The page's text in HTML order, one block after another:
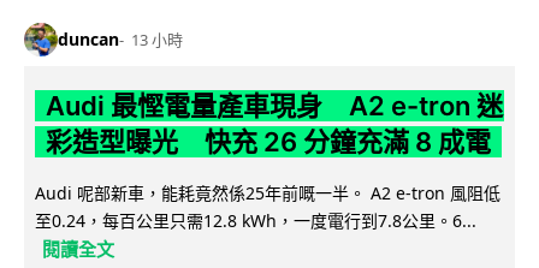
duncan 13 小時
Audi 最慳電量產車現身 A2 e-tron 迷
彩造型曝光 快充 26 分鐘充滿 8 成電
Audi 呢部新車，能耗竟然係25年前嘅一半。 A2 e-tron 風阻低
至0.24，每百公里只需12.8 kWh，一度電行到7.8公里。6...
閱讀全文